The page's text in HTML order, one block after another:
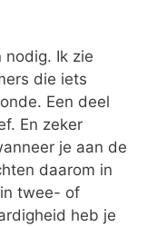
nodig. Ik zie
die iets
Een deel
En zeker
je aan de
daarom in
twee- of
heb je